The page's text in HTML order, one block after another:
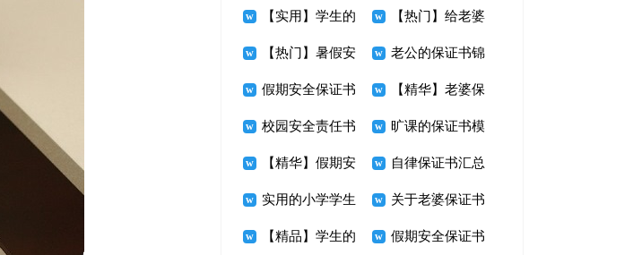
【实用】学生的
保证书3篇
【热门】给老婆
的保证书4篇
【热门】暑假安
全保证书三篇
老公的保证书锦
集8篇
假期安全保证书
集锦五篇
【精华】老婆保
证书三篇
校园安全责任书
15篇
旷课的保证书模
板集合五篇
【精华】假期安
全保证书3篇
自律保证书汇总
7篇
实用的小学学生
检讨书模板集锦
关于老婆保证书
模板汇编五篇
【精品】学生的 假期安全保证书